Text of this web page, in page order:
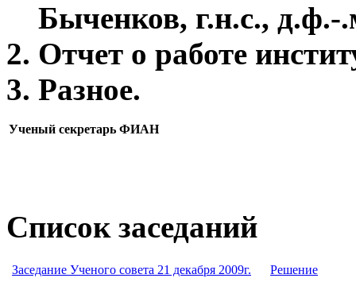
Быченков, г.н.с., д.ф.-
Отчет о работе
Разное.
Ученый секретарь ФИАН
Список заседаний
Заседание Ученого совета 21 декабря 2009г.
Решение